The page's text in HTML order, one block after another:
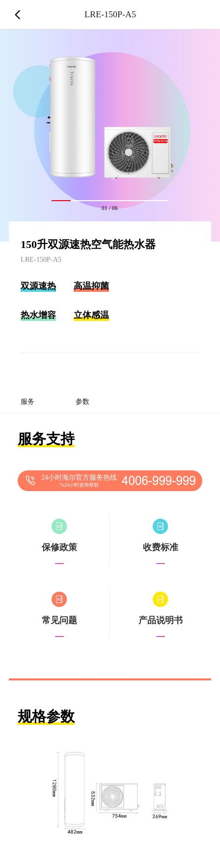
01/06
150升双源速热空气能热水器
LRE-150P-A5
双源速热 高温抑菌
热水增容 立体感温
服务 参数
服务支持
24小时海尔官方服务热线
7x24小时咨询帮助
保修政策 收费标准
常见问题 产品说明书
规格参数
LRE-150P-A5